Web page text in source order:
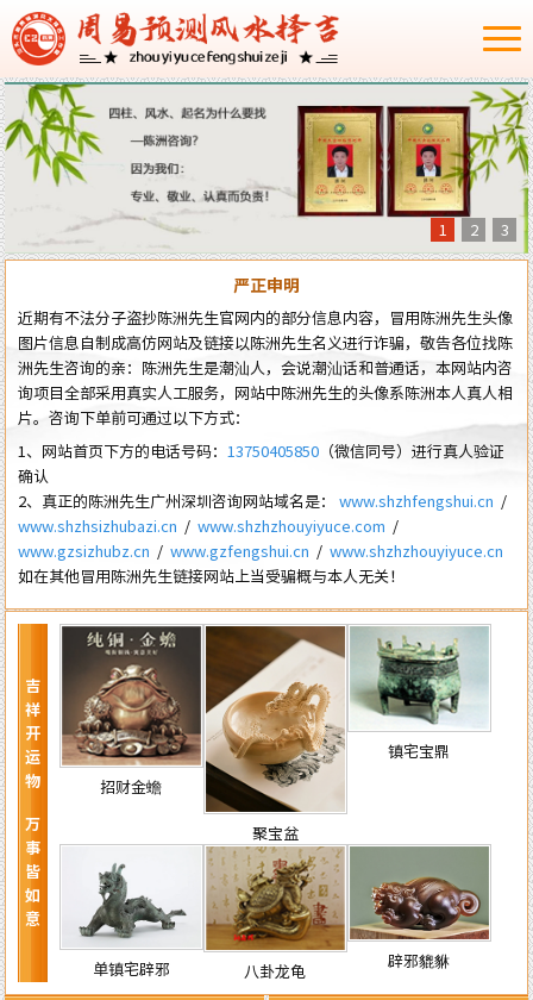
1 2 3
严正申明
近期有不法分子盗抄陈洲先生官网内的部分信息内容，冒用陈洲先生头像
图片信息自制成高仿网站及链接以陈洲先生名义进行诈骗，敬告各位找陈
洲先生咨询的亲：陈洲先生是潮汕人，会说潮汕话和普通话，本网站内咨
询项目全部采用真实人工服务，网站中陈洲先生的头像系陈洲本人真人相
片。咨询下单前可通过以下方式：
1、网站首页下方的电话号码： 13750405850 （微信同号）进行真人验证
确认
2、真正的陈洲先生广州深圳咨询网站域名是： www.shzhfengshui.cn /
www.shzhsizhubazi.cn / www.shzhzhouyiyuce.com /
www.gzsizhubz.cn / www.gzfengshui.cn / www.shzhzhouyiyuce.cn
如在其他冒用陈洲先生链接网站上当受骗概与本人无关！
吉祥开运物 万事皆如意 招财金蟾
聚宝盆
镇宅宝鼎
单镇宅辟邪 八卦龙龟 辟邪貔貅